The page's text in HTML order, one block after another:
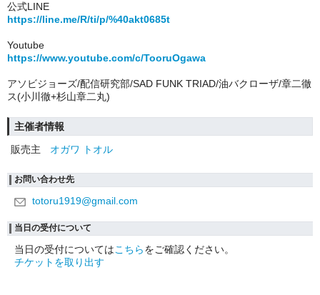
公式LINE
https://line.me/R/ti/p/%40akt0685t
Youtube
https://www.youtube.com/c/TooruOgawa
アソビジョーズ/配信研究部/SAD FUNK TRIAD/油バクローザ/章二徹
ス(小川徹+杉山章二丸)
主催者情報
販売主
オガワ トオル
お問い合わせ先
totoru1919@gmail.com
当日の受付について
当日の受付についてはこちらをご確認ください。
チケットを取り出す